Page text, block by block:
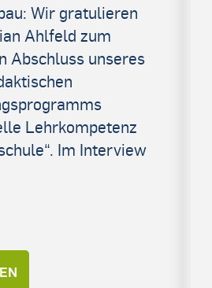
Wir gratulieren
Ahlfeld zum
Abschluss unseres
Lehrkompetenz
Im Interview